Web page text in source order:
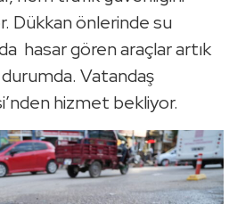
Dükkan önlerinde su
hasar gören araçlar artık
Vatandaş
hizmet bekliyor.